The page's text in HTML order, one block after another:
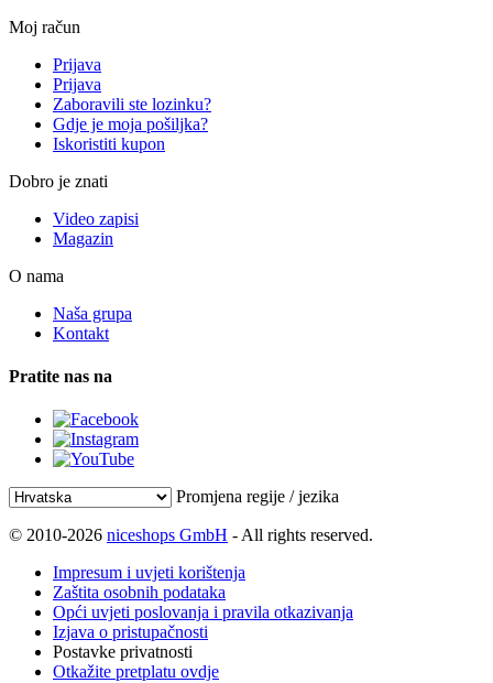
Moj račun
Prijava
Prijava
Zaboravili ste lozinku?
Gdje je moja pošiljka?
Iskoristiti kupon
Dobro je znati
Video zapisi
Magazin
O nama
Naša grupa
Kontakt
Pratite nas na
Promjena regije / jezika
© 2010-2026 niceshops GmbH - All rights reserved.
Impresum i uvjeti korištenja
Zaštita osobnih podataka
Opći uvjeti poslovanja i pravila otkazivanja
Izjava o pristupačnosti
Postavke privatnosti
Otkažite pretplatu ovdje